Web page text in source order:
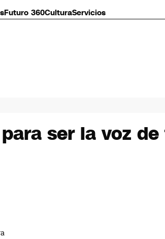
Futuro 360CulturaServicios
ser la voz